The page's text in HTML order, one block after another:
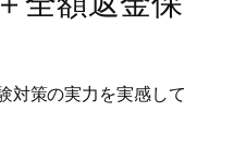
対策の実力を実感して